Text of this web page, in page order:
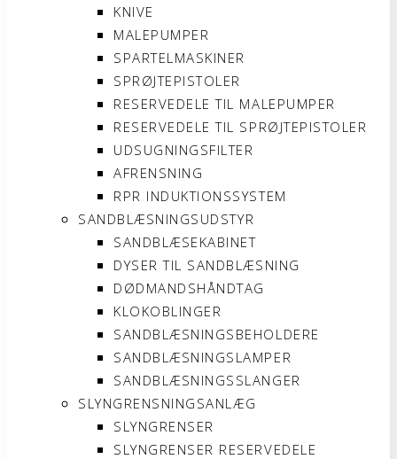
KNIVE
MALEPUMPER
SPARTELMASKINER
SPRØJTEPISTOLER
RESERVEDELE TIL MALEPUMPER
RESERVEDELE TIL SPRØJTEPISTOLER
UDSUGNINGSFILTER
AFRENSNING
RPR INDUKTIONSSYSTEM
SANDBLÆSNINGSUDSTYR
SANDBLÆSEKABINET
DYSER TIL SANDBLÆSNING
DØDMANDSHÅNDTAG
KLOKOBLINGER
SANDBLÆSNINGSBEHOLDERE
SANDBLÆSNINGSLAMPER
SANDBLÆSNINGSSLANGER
SLYNGRENSNINGSANLÆG
SLYNGRENSER
SLYNGRENSER RESERVEDELE